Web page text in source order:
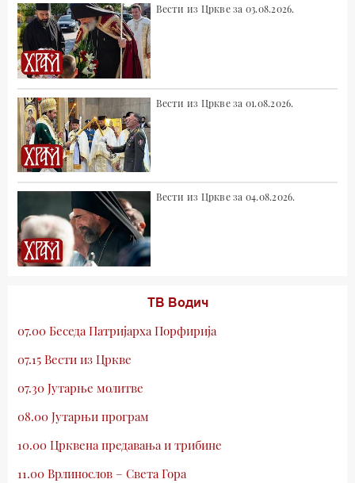
Вести из Цркве за 03.08.2026.
Вести из Цркве за 01.08.2026.
Вести из Цркве за 04.08.2026.
ТВ Водич
07.00 Беседа Патријарха Порфирија
07.15 Вести из Цркве
07.30 Јутарње молитве
08.00 Јутарњи програм
10.00 Црквена предавања и трибине
11.00 Врлинослов – Света Гора